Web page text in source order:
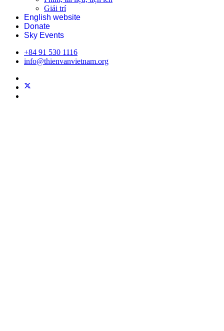
Giải trí
English website
Donate
Sky Events
+84 91 530 1116
info@thienvanvietnam.org